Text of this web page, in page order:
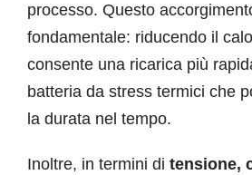
processo. Questo
fondamentale: riducendo il
consente una ricarica più
batteria da stress termici che
la durata nel tempo.
Inoltre, in termini di tensione,